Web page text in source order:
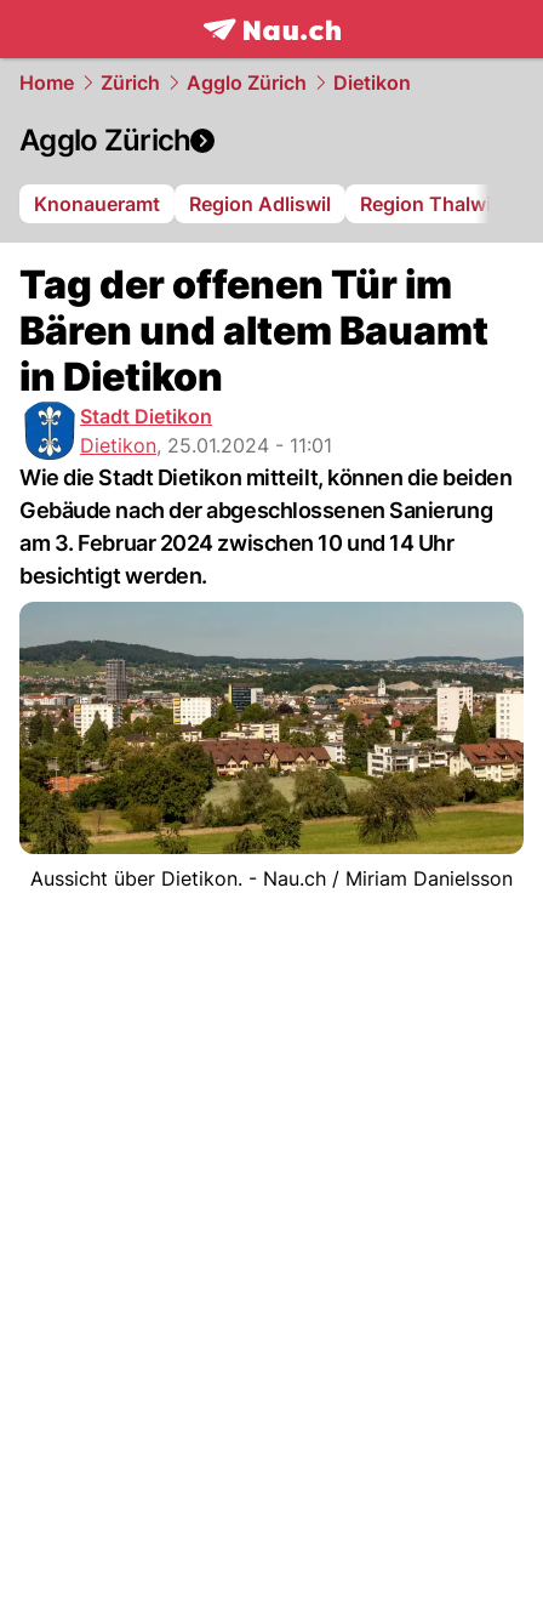
frontpage.NAU.ch
Home Zürich Agglo Zürich Dietikon
Agglo Zürich
Knonaueramt Region Adliswil Region Thalwil
Tag der offenen Tür im
Bären und altem Bauamt
in Dietikon
Stadt Dietikon
Dietikon, 25.01.2024 - 11:01
Wie die Stadt Dietikon mitteilt, können die beiden
Gebäude nach der abgeschlossenen Sanierung
am 3. Februar 2024 zwischen 10 und 14 Uhr
besichtigt werden.
Aussicht über Dietikon. - Nau.ch / Miriam Danielsson